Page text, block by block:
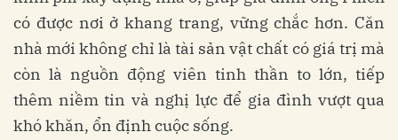
có được nơi ở khang trang, vững chắc hơn. Căn
nhà mới không chỉ là tài sản vật chất có giá trị mà
còn là nguồn động viên tinh thần to lớn, tiếp
thêm niềm tin và nghị lực để gia đình vượt qua
khó khăn, ổn định cuộc sống.